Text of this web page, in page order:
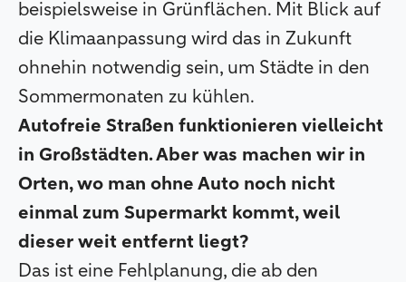
beispielsweise in Grünflächen. Mit Blick auf
die Klimaanpassung wird das in Zukunft
ohnehin notwendig sein, um Städte in den
Sommermonaten zu kühlen.
Autofreie Straßen funktionieren vielleicht
in Großstädten. Aber was machen wir in
Orten, wo man ohne Auto noch nicht
einmal zum Supermarkt kommt, weil
dieser weit entfernt liegt?
Das ist eine Fehlplanung, die ab den